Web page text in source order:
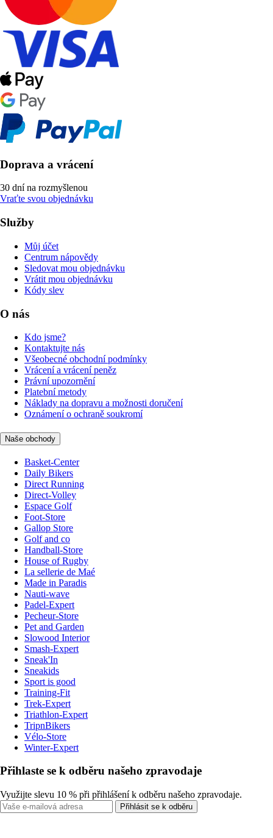
Doprava a vrácení
30 dní na rozmyšlenou
Vraťte svou objednávku
Služby
Můj účet
Centrum nápovědy
Sledovat mou objednávku
Vrátit mou objednávku
Kódy slev
O nás
Kdo jsme?
Kontaktujte nás
Všeobecné obchodní podmínky
Vrácení a vrácení peněz
Právní upozornění
Platební metody
Náklady na dopravu a možnosti doručení
Oznámení o ochraně soukromí
Naše obchody
Basket-Center
Daily Bikers
Direct Running
Direct-Volley
Espace Golf
Foot-Store
Gallop Store
Golf and co
Handball-Store
House of Rugby
La sellerie de Maé
Made in Paradis
Nauti-wave
Padel-Expert
Pecheur-Store
Pet and Garden
Slowood Interior
Smash-Expert
Sneak'In
Sneakids
Sport is good
Training-Fit
Trek-Expert
Triathlon-Expert
TripnBikers
Vélo-Store
Winter-Expert
Přihlaste se k odběru našeho zpravodaje
Využijte slevu 10 % při přihlášení k odběru našeho zpravodaje.
Přihlásit se k odběru